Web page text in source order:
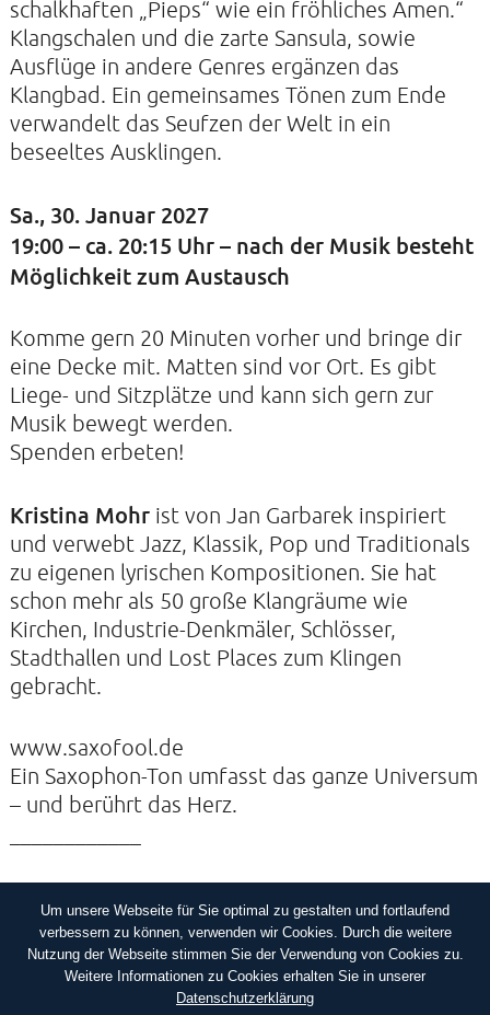
KIRCHE DER STILLE
Helenenstraße 14A
schalkhaften „Pieps“ wie ein fröhliches Amen.“
Klangschalen und die zarte Sansula, sowie
Ausflüge in andere Genres ergänzen das
Klangbad. Ein gemeinsames Tönen zum Ende
verwandelt das Seufzen der Welt in ein
beseeltes Ausklingen.
Sa., 30. Januar 2027
19:00 – ca. 20:15 Uhr – nach der Musik besteht
Möglichkeit zum Austausch
Komme gern 20 Minuten vorher und bringe dir
eine Decke mit. Matten sind vor Ort. Es gibt
Liege- und Sitzplätze und kann sich gern zur
Musik bewegt werden.
Spenden erbeten!
Kristina Mohrist von Jan Garbarek inspiriert
und verwebt Jazz, Klassik, Pop und Traditionals
zu eigenen lyrischen Kompositionen. Sie hat
schon mehr als 50 große Klangräume wie
Kirchen, Industrie-Denkmäler, Schlösser,
Stadthallen und Lost Places zum Klingen
gebracht.
www.saxofool.de
Ein Saxophon-Ton umfasst das ganze Universum
– und berührt das Herz.
IMPRESSUM DATENSCHUTZERKLÄRUNG
Um unsere Webseite für Sie optimal zu gestalten und fortlaufend
verbessern zu können, verwenden wir Cookies. Durch die weitere
Nutzung der Webseite stimmen Sie der Verwendung von Cookies zu.
Weitere Informationen zu Cookies erhalten Sie in unserer
Datenschutzerklärung